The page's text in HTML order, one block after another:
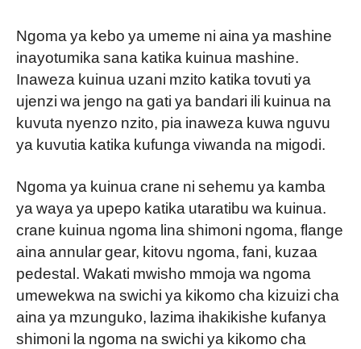
Ngoma ya kebo ya umeme ni aina ya mashine
inayotumika sana katika kuinua mashine.
Inaweza kuinua uzani mzito katika tovuti ya
ujenzi wa jengo na gati ya bandari ili kuinua na
kuvuta nyenzo nzito, pia inaweza kuwa nguvu
ya kuvutia katika kufunga viwanda na migodi.
Ngoma ya kuinua crane ni sehemu ya kamba
ya waya ya upepo katika utaratibu wa kuinua.
crane kuinua ngoma lina shimoni ngoma, flange
aina annular gear, kitovu ngoma, fani, kuzaa
pedestal. Wakati mwisho mmoja wa ngoma
umewekwa na swichi ya kikomo cha kizuizi cha
aina ya mzunguko, lazima ihakikishe kufanya
shimoni la ngoma na swichi ya kikomo cha